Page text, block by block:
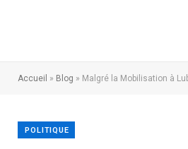
Accueil » Blog » Malgré la Mobilisation à Lubumbashi, Joseph
POLITIQUE